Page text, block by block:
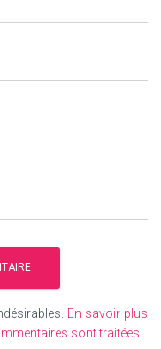
En savoir plus
sont traitées